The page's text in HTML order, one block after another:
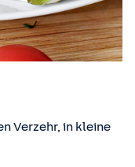
Verzehr, in kleine